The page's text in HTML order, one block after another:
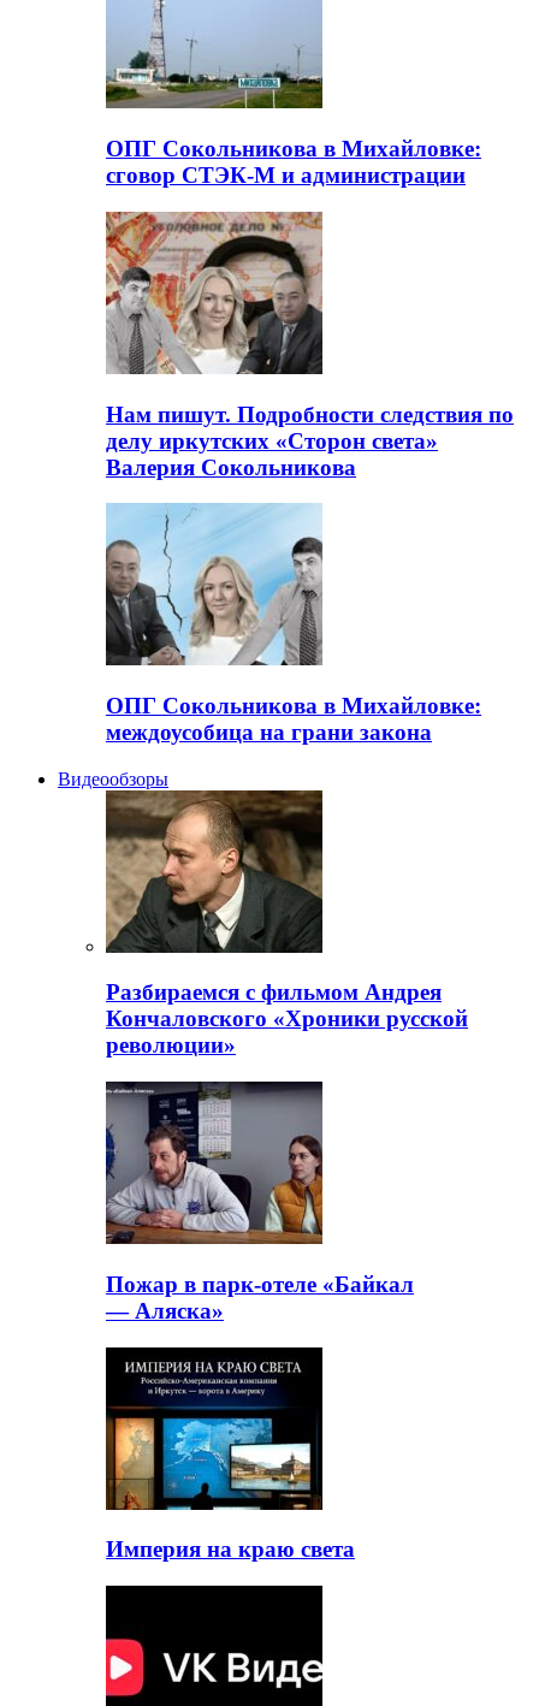
ОПГ Сокольникова в Михайловке:
сговор СТЭК-М и администрации
Нам пишут. Подробности следствия по
делу иркутских «Сторон света»
Валерия Сокольникова
ОПГ Сокольникова в Михайловке:
междоусобица на грани закона
Видеообзоры
Разбираемся с фильмом Андрея
Кончаловского «Хроники русской
революции»
Пожар в парк-отеле «Байкал
— Аляска»
Империя на краю света